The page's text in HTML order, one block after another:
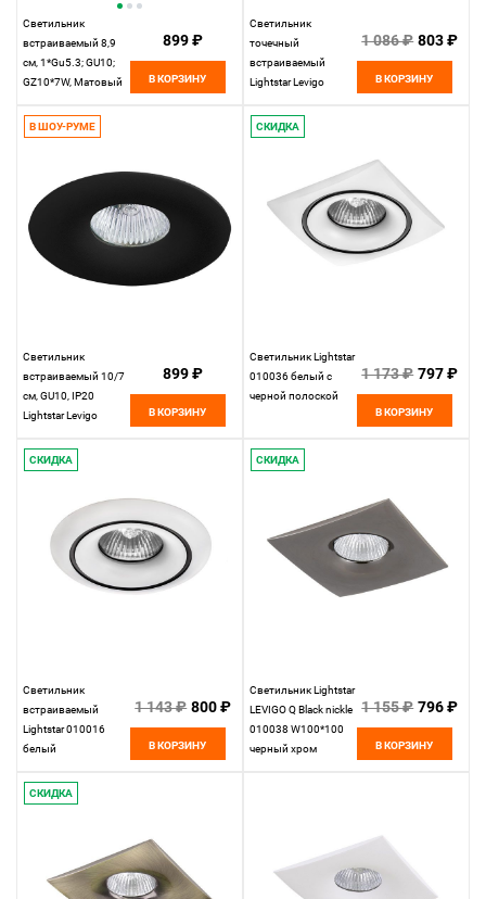
Светильник
встраиваемый 8,9
см, 1*Gu5.3; GU10;
GZ10*7W, Матовый
Levigo 010020
899 ₽
В КОРЗИНУ
Светильник
точечный
встраиваемый
Lightstar Levigo
черный
1 086 ₽ 803 ₽
В КОРЗИНУ
В ШОУ-РУМЕ
Светильник
встраиваемый 10/7
см, GU10, IP20
Lightstar Levigo
899 ₽
В КОРЗИНУ
СКИДКА
Светильник Lightstar
010036 белый с
черной полоской
1 173 ₽ 797 ₽
В КОРЗИНУ
СКИДКА
Светильник
встраиваемый
Lightstar 010016
белый
1 143 ₽ 800 ₽
В КОРЗИНУ
СКИДКА
Светильник Lightstar
LEVIGO Q Black nickle
010038 W100*100
черный хром
1 155 ₽ 796 ₽
В КОРЗИНУ
СКИДКА